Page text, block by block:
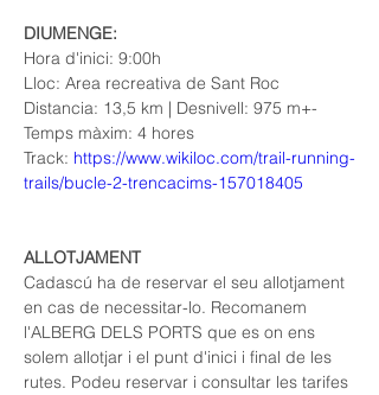
DIUMENGE:
Hora d'inici: 9:00h
Lloc: Area recreativa de Sant Roc
Distancia: 13,5 km | Desnivell: 975 m+-
Temps màxim: 4 hores
Track: https://www.wikiloc.com/trail-running-
trails/bucle-2-trencacims-157018405
ALLOTJAMENT
Cadascú ha de reservar el seu allotjament
en cas de necessitar-lo. Recomanem
l'ALBERG DELS PORTS que es on ens
solem allotjar i el punt d'inici i final de les
rutes. Podeu reservar i consultar les tarifes